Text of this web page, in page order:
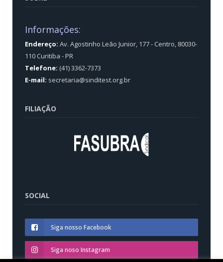
Informações:
Endereço: Av. Agostinho Leão Junior, 177 - Centro, 80030-
110 Curitiba - PR
Telefone: (41) 3362-7373
E-mail: secretaria@sinditest.org.br
FILIAÇÃO
SOCIAL
Siga nosso Facebook
Siga noso Instagram